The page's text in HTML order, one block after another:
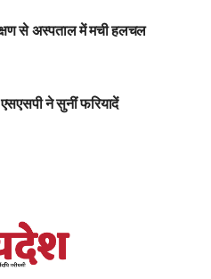
से अस्पताल में मची हलचल
ने सुनीं फरियादें